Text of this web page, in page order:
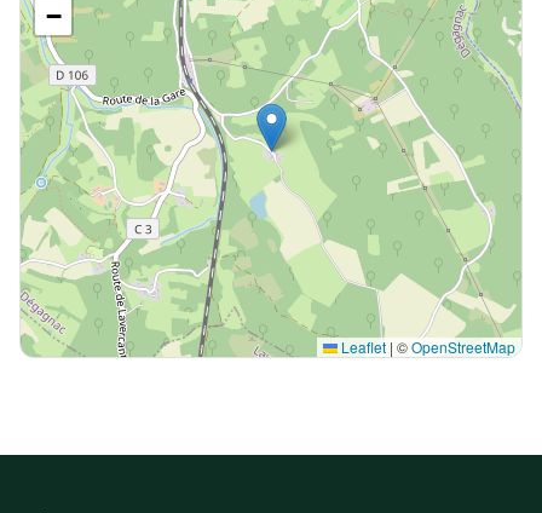
−
Leaflet | ©OpenStreetMap